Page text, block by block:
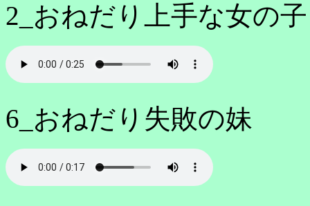
2_おねだり上手な女の子
6_おねだり失敗の妹